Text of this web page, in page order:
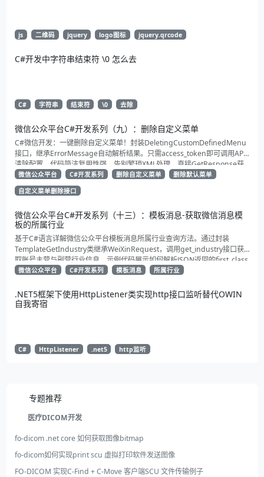
js 二维码 jquery logo图标 jquery.qrcode
C#开发中字符串结束符 \0 怎么去
C# 字符串 结束符 \0 去除
微信公众平台C#开发系列（九）：删除自定义菜单
C#微信开发：一键删除自定义菜单！封装DeletingCustomDefinedMenu
接口，继承ErrorMessage自动解析结果。只需access_token即可调用API
清除配置。代码简洁复用性强，告别繁琐XML处理，直接GetResponse获
取状态。适合动态管理公众号的开发者，建议收藏备用！
微信公众平台 C#开发系列 删除自定义菜单
删除默认菜单
自定义菜单删除接口
微信公众平台C#开发系列（十三）：模板消息-获取微信消息模
板的所属行业
基于C#语言详解微信公众平台模板消息所属行业查询方法。通过封装
TemplateGetIndustry类继承WeiXinRequest，调用get_industry接口获
取账号主营与副营行业信息。示例代码展示如何解析JSON返回的first_class
与second_class数据，为开发者提供合规通知场景开发支持
微信公众平台 C#开发系列 模板消息 所属行业
.NET5框架下使用HttpListener类实现http接口监听替代OWIN
自我寄宿
C# HttpListener .net5 http监听
专题推荐
医疗DICOM开发
fo-dicom .net core 如何获取图像bitmap
fo-dicom如何实现print scu 虚拟打印软件发送图像
FO-DICOM 实现C-Find + C-Move 客户端SCU 文件传输例子